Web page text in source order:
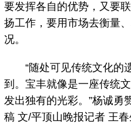
要发挥各自的优势，又要
扬工作，要用市场去衡量
况。
“随处可见传统文化的
到。宝丰就像是一座传统
发出独有的光彩。”杨诚勇
稿 文/平顶山晚报记者 王